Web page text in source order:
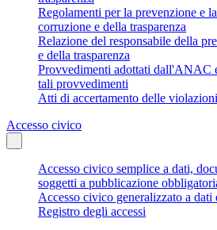
Regolamenti per la prevenzione e
corruzione e della trasparenza
Relazione del responsabile della
e della trasparenza
Provvedimenti adottati dall'ANAC
tali provvedimenti
Atti di accertamento delle violazioni
Accesso civico
Accesso civico semplice a dati,
soggetti a pubblicazione
Accesso civico generalizzato a
Registro degli accessi